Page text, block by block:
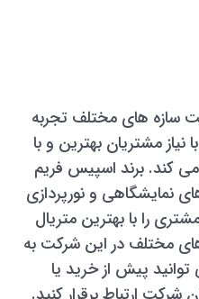
سازه های مختلف تجربه
مشتریان بهترین و با
کند. برند اسپیس فریم
نمایشگاهی و نورپردازی
را با بهترین متریال
مختلف در این شرکت به
پیش از خرید یا